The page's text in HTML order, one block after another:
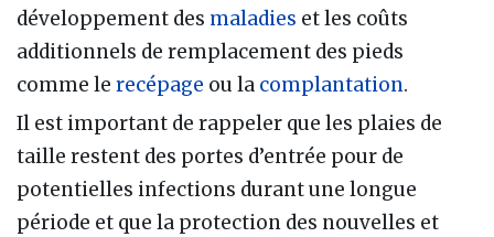
développement des maladies et les coûts
additionnels de remplacement des pieds
comme le recépage ou la complantation.
Il est important de rappeler que les plaies de
taille restent des portes d’entrée pour de
potentielles infections durant une longue
période et que la protection des nouvelles et